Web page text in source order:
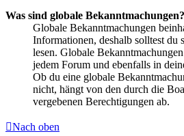
Was sind globale Bekanntmachungen?
Globale Bekanntmachungen
Informationen, deshalb solltest du
lesen. Globale
jedem Forum und ebenfalls in
Ob du eine globale
nicht, hängt von den durch die
vergebenen Berechtigungen ab.
Nach oben